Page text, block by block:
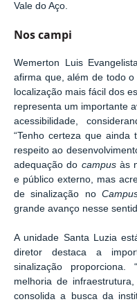
Vale do Aço.
Nos campi
Wemerton Luis
afirma que, além de todo
localização mais fácil dos
representa um importante
acessibilidade,
“Tenho certeza que
respeito ao
adequação do campusàs
e público externo, mas
de sinalização no
grande avanço nesse
A unidade Santa Luzia
diretor destaca a
sinalização
melhoria de
consolida a busca da